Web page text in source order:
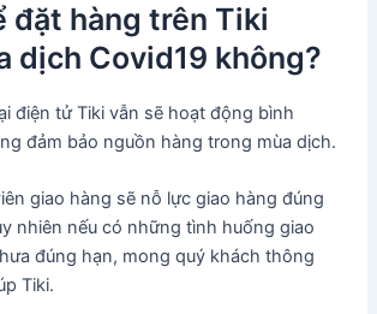
đặt hàng trên Tiki
dịch Covid19 không?
điện tử Tiki vẫn sẽ hoạt động bình
đảm bảo nguồn hàng trong mùa dịch.
giao hàng sẽ nỗ lực giao hàng đúng
nhiên nếu có những tình huống giao
đúng hạn, mong quý khách thông
Tiki.